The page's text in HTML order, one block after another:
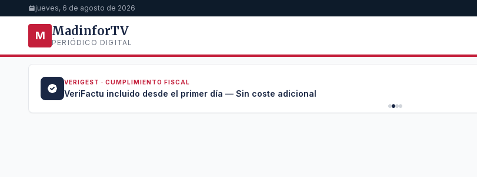
jueves, 6 de agosto de 2026
M MadinforTV
PERIÓDICO DIGITAL
VERIGEST · CUMPLIMIENTO FISCAL
VeriFactu incluido desde el primer día — Sin coste adicional